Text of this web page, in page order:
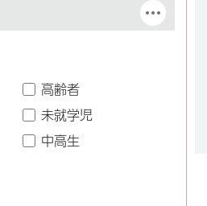
高齢者
未就学児
中高生